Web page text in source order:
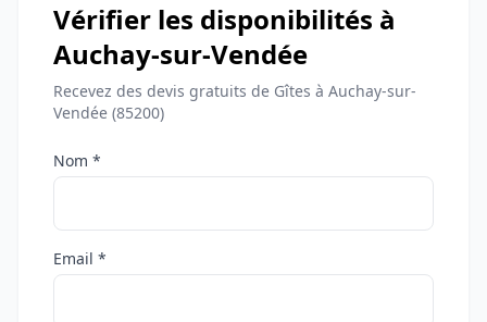
Vérifier les disponibilités à
Auchay-sur-Vendée
Recevez des devis gratuits de Gîtes à Auchay-sur-
Vendée (85200)
Nom *
Email *